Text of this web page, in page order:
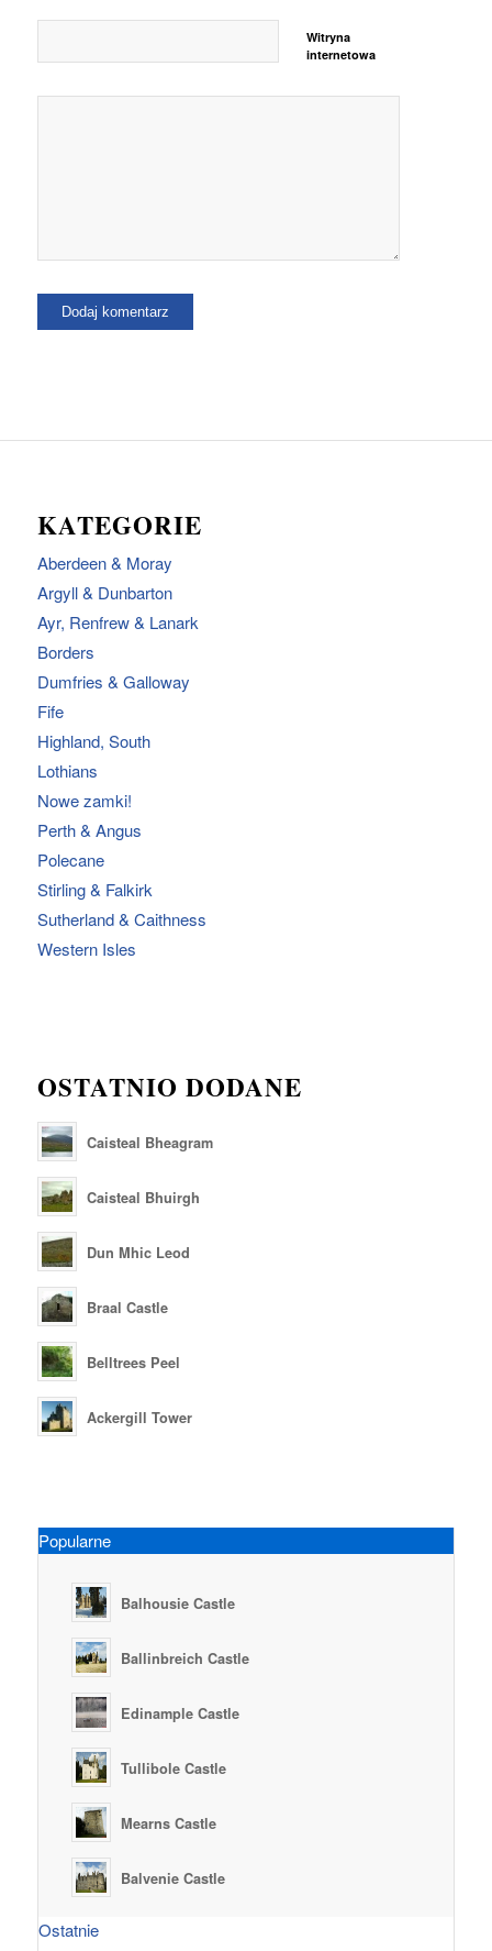
Witryna
internetowa
KATEGORIE
Aberdeen & Moray
Argyll & Dunbarton
Ayr, Renfrew & Lanark
Borders
Dumfries & Galloway
Fife
Highland, South
Lothians
Nowe zamki!
Perth & Angus
Polecane
Stirling & Falkirk
Sutherland & Caithness
Western Isles
OSTATNIO DODANE
Caisteal Bheagram
Caisteal Bhuirgh
Dun Mhic Leod
Braal Castle
Belltrees Peel
Ackergill Tower
Popularne
Balhousie Castle
Ballinbreich Castle
Edinample Castle
Tullibole Castle
Mearns Castle
Balvenie Castle
Ostatnie